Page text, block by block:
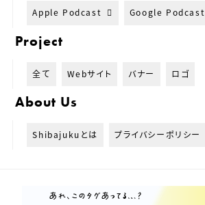
Apple Podcast Google Podcast
Project
全て Webサイト バナー ロゴ
About Us
Shibajukuとは プライバシーポリシー